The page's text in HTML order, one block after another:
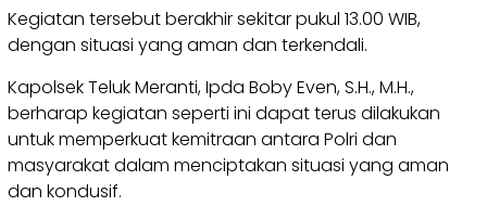
Kegiatan tersebut berakhir sekitar pukul 13.00 WIB,
dengan situasi yang aman dan terkendali.
Kapolsek Teluk Meranti, Ipda Boby Even, S.H., M.H.,
berharap kegiatan seperti ini dapat terus dilakukan
untuk memperkuat kemitraan antara Polri dan
masyarakat dalam menciptakan situasi yang aman
dan kondusif.